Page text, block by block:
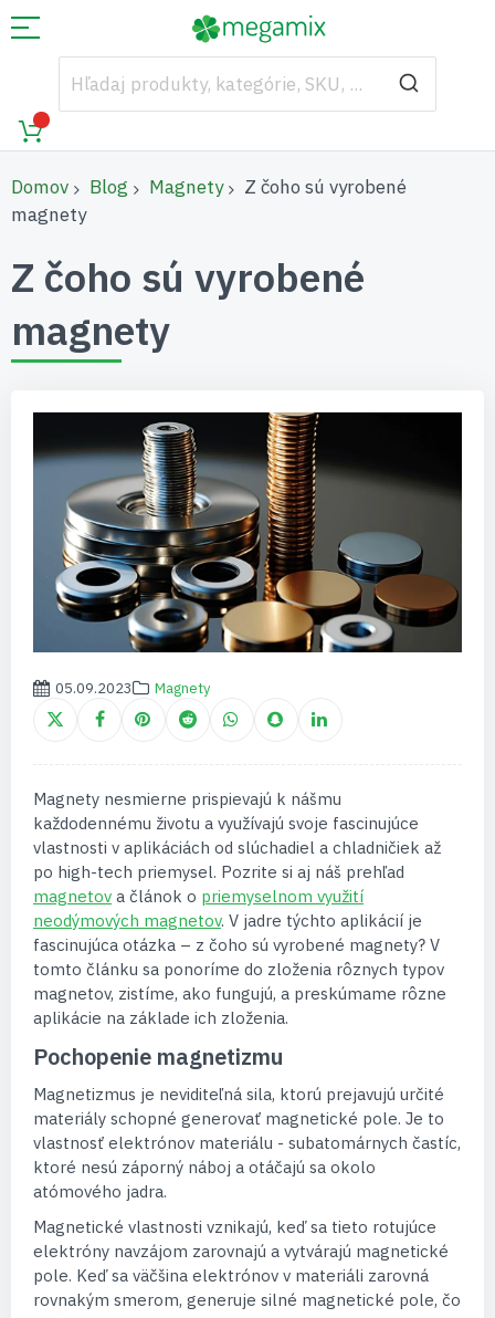
Domov Blog Magnety
Z čoho sú vyrobené
magnety
Z čoho sú vyrobené
magnety
05.09.2023 Magnety
Magnety nesmierne prispievajú k nášmu
každodennému životu a využívajú svoje fascinujúce
vlastnosti v aplikáciách od slúchadiel a chladničiek až
po high-tech priemysel. Pozrite si aj náš prehľad
magnetov a článok o priemyselnom využití
neodýmových magnetov. V jadre týchto aplikácií je
fascinujúca otázka – z čoho sú vyrobené magnety? V
tomto článku sa ponoríme do zloženia rôznych typov
magnetov, zistíme, ako fungujú, a preskúmame rôzne
aplikácie na základe ich zloženia.
Pochopenie magnetizmu
Magnetizmus je neviditeľná sila, ktorú prejavujú určité
materiály schopné generovať magnetické pole. Je to
vlastnosť elektrónov materiálu - subatomárnych častíc,
ktoré nesú záporný náboj a otáčajú sa okolo
atómového jadra.
Magnetické vlastnosti vznikajú, keď sa tieto rotujúce
elektróny navzájom zarovnajú a vytvárajú magnetické
pole. Keď sa väčšina elektrónov v materiáli zarovná
rovnakým smerom, generuje silné magnetické pole, čo